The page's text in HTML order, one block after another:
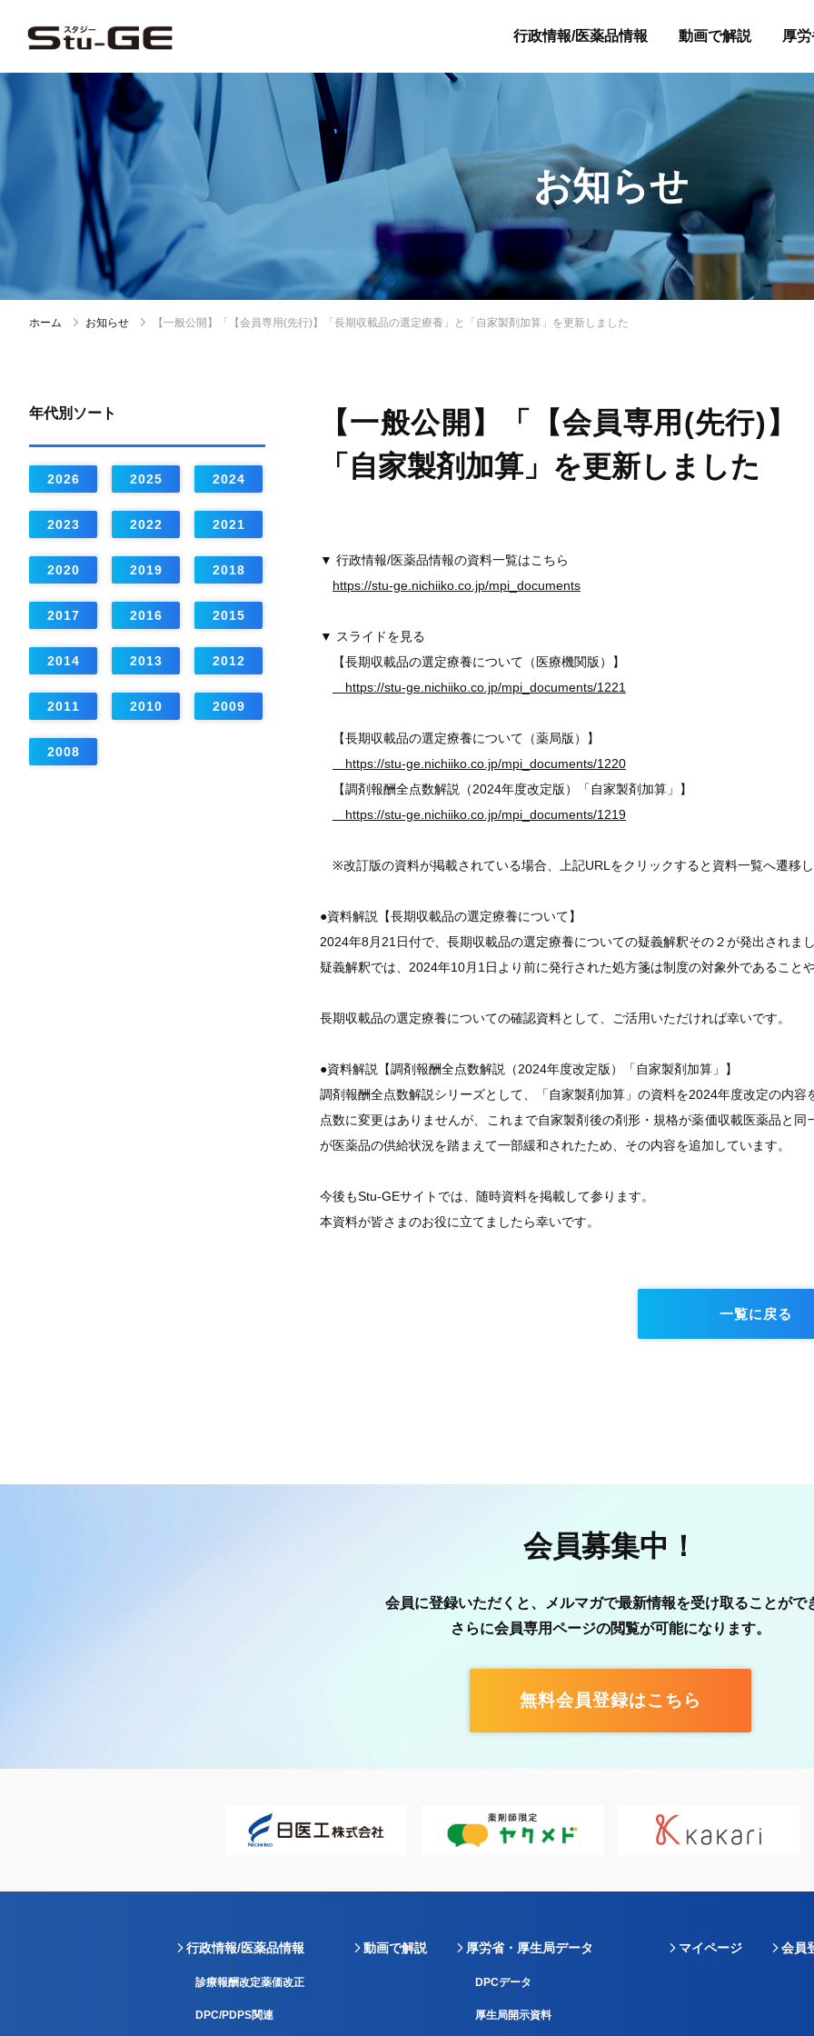
行政情報/医薬品情報 動画で解説 厚
お知らせ
ホーム お知らせ 【一般公開】「【会員専用(先行)】「長期収載品の選定療養」と「自家製剤加算」を更新しました
【一般公開】「【会員専用(先行)
「自家製剤加算」を更新しました
▼ 行政情報/医薬品情報の資料一覧はこちら
https://stu-ge.nichiiko.co.jp/mpi_documents
▼ スライドを見る
【長期収載品の選定療養について（医療機関版）】
https://stu-ge.nichiiko.co.jp/mpi_documents/1221
【長期収載品の選定療養について（薬局版）】
https://stu-ge.nichiiko.co.jp/mpi_documents/1220
【調剤報酬全点数解説（2024年度改定版）「自家製剤加算」】
https://stu-ge.nichiiko.co.jp/mpi_documents/1219
※改訂版の資料が掲載されている場合、上記URLをクリックすると資料一覧へ遷移
●資料解説【長期収載品の選定療養について】
2024年8月21日付で、長期収載品の選定療養についての疑義解釈その２が発出されま
疑義解釈では、2024年10月1日より前に発行された処方箋は制度の対象外であること
長期収載品の選定療養についての確認資料として、ご活用いただければ幸いです。
●資料解説【調剤報酬全点数解説（2024年度改定版）「自家製剤加算」】
調剤報酬全点数解説シリーズとして、「自家製剤加算」の資料を2024年度改定の内容
点数に変更はありませんが、これまで自家製剤後の剤形・規格が薬価収載医薬品と
が医薬品の供給状況を踏まえて一部緩和されたため、その内容を追加しています。
今後もStu-GEサイトでは、随時資料を掲載して参ります。
本資料が皆さまのお役に立てましたら幸いです。
一覧に戻る
年代別ソート
2026 2025 2024
2023 2022 2021
2020 2019 2018
2017 2016 2015
2014 2013 2012
2011 2010 2009
2008
会員募集中！
会員に登録いただくと、メルマガで最新情報を受け取ることがで
さらに会員専用ページの閲覧が可能になります。
無料会員登録はこちら
行政情報/医薬品情報
診療報酬改定薬価改正
DPC/PDPS関連
動画で解説 厚労省・厚生局データ
DPCデータ
厚生局開示資料
マイページ 会員